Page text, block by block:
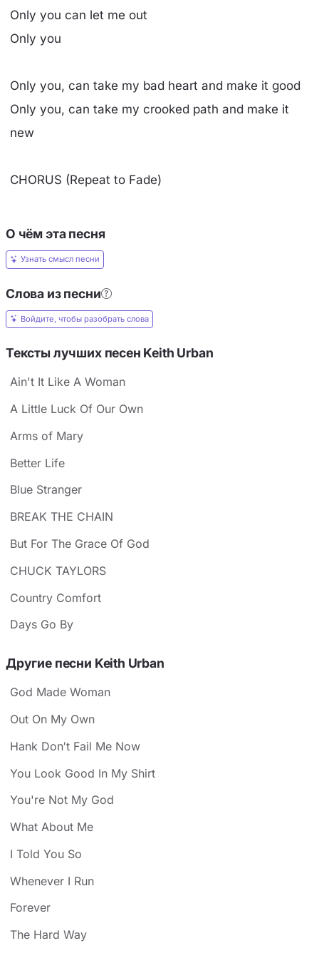
Only you can let me out
Only you
Only you, can take my bad heart and make it good
Only you, can take my crooked path and make it
new
CHORUS (Repeat to Fade)
О чём эта песня
Узнать смысл песни
Слова из песни
Войдите, чтобы разобрать слова
Тексты лучших песен Keith Urban
Ain't It Like A Woman
A Little Luck Of Our Own
Arms of Mary
Better Life
Blue Stranger
BREAK THE CHAIN
But For The Grace Of God
CHUCK TAYLORS
Country Comfort
Days Go By
Другие песни Keith Urban
God Made Woman
Out On My Own
Hank Don′t Fail Me Now
You Look Good In My Shirt
You're Not My God
What About Me
I Told You So
Whenever I Run
Forever
The Hard Way